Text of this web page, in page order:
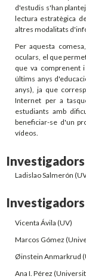
d'estudis s'han
lectura estratègica
altres modalitats
Per aquesta
oculars, el que
que va comprenent
últims anys
anys), ja que
Internet per a
estudiants amb
beneficiar-se d'un
vídeos.
Ladislao Salmerón
Vicenta Ávila (UV)
Marcos Gómez
Øinstein Anmarkrud
Ana I. Pérez